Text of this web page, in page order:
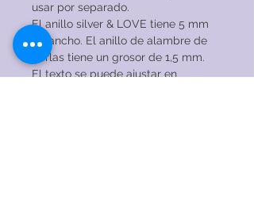
usar por separado.
El anillo silver & LOVE tiene 5 mm
de ancho. El anillo de alambre de
perlas tiene un grosor de 1,5 mm.
El texto se puede ajustar en